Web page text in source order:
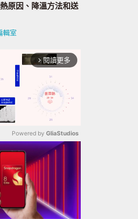
原因、降溫方法和送
輯室
arrow_forward_ios 閱讀更多
Mute
Powered by GliaStudios